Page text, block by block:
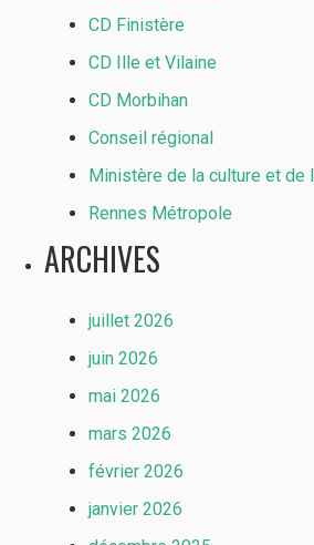
CD Finistère
CD Ille et Vilaine
CD Morbihan
Conseil régional
Ministère de la culture et de
Rennes Métropole
ARCHIVES
juillet 2026
juin 2026
mai 2026
mars 2026
février 2026
janvier 2026